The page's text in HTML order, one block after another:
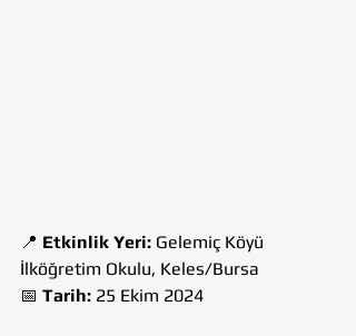
📍 Etkinlik Yeri: Gelemiç Köyü
İlköğretim Okulu, Keles/Bursa
📅 Tarih: 25 Ekim 2024